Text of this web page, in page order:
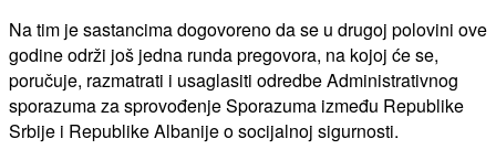
Na tim je sastancima dogovoreno da se u drugoj polovini ove
godine održi još jedna runda pregovora, na kojoj će se,
poručuje, razmatrati i usaglasiti odredbe Administrativnog
sporazuma za sprovođenje Sporazuma između Republike
Srbije i Republike Albanije o socijalnoj sigurnosti.